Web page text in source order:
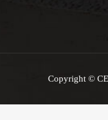
Copyright ©